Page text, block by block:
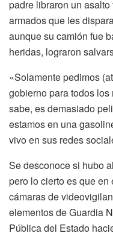
padre libraron un
armados que les
aunque su camión fue
heridas, lograron
«Solamente pedimos
gobierno para todos
sabe, es demasiado
estamos en una
vivo en sus redes
Se desconoce si hubo
pero lo cierto es que en
cámaras de
elementos de Guardia
Pública del Estado